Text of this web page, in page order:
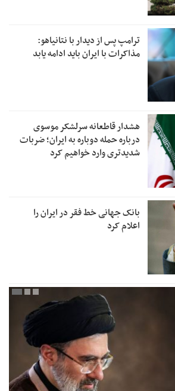
ترامپ پس از دیدار با نتانیاهو:
مذاکرات با ایران باید ادامه یابد
هشدار قاطعانه سرلشکر موسوی
درباره حمله دوباره به ایران؛ ضربات
شدیدتری وارد خواهیم کرد
بانک جهانی خط فقر در ایران را
اعلام کرد